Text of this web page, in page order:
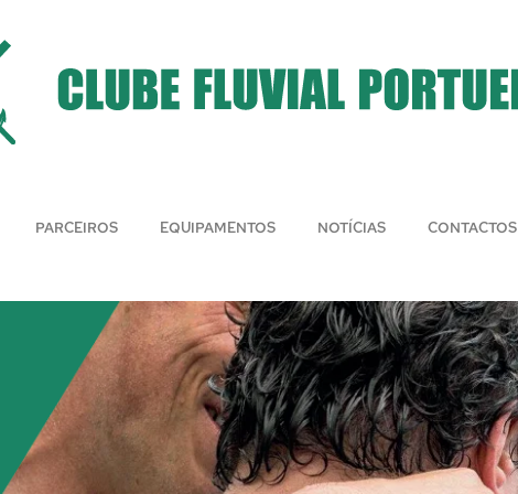
PARCEIROS EQUIPAMENTOS NOTÍCIAS CONTACTOS